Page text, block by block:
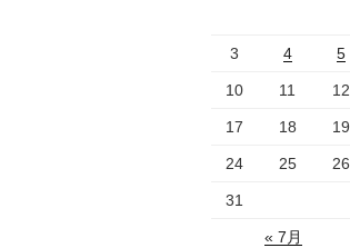
3 4 5
10 11 12
17 18 19
24 25 26
31
« 7月